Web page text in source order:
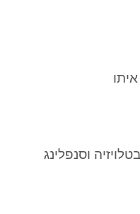
וסנפלינג